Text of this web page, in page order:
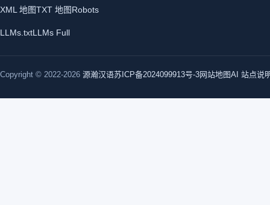
XML 地图TXT 地图Robots
LLMs.txtLLMs Full
Copyright © 2022-2026 源瀚汉语苏ICP备2024099913号-3网站地图AI 站点说